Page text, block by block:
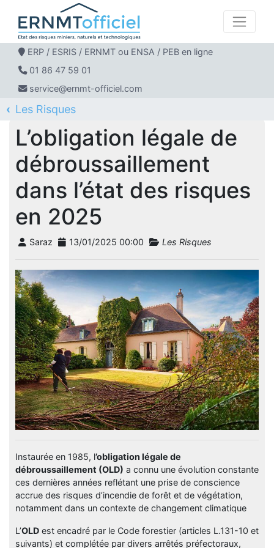
ERP / ESRIS / ERNMT ou ENSA / PEB en ligne
01 86 47 59 01
service@ernmt-officiel.com
ERNMT Officiel
Le blog Ernmt officiel
Les Risques
L’obligation légale de débroussaillement dans l’état des risques
L’obligation légale de
débroussaillement
dans l’état des risques
en 2025
Saraz 13/01/2025 00:00 Les Risques
Instaurée en 1985, l’obligation légale de
débroussaillement (OLD) a connu une évolution constante
ces dernières années reflétant une prise de conscience
accrue des risques d’incendie de forêt et de végétation,
notamment dans un contexte de changement climatique
L’OLD est encadré par le Code forestier (articles L.131-10 et
suivants) et complétée par divers arrêtés préfectoraux,